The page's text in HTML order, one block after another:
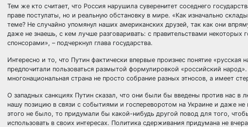
Тем же кто считает, что Россия нарушила суверенитет соседнего
праве постулаты, но и реальную обстановку в мире. «Как изначально
теме? Не случайно упомянул наших американских друзей, так как они
даже не знаешь, с кем лучше разговаривать: с правительствами
спонсорами», – подчеркнул глава государства.
Интересно и то, что Путин фактически впервые произнес понятие
предпочитали пользоваться размытой формулировкой «российский
многонациональная страна не просто собрание разных этносов, а имеет
О западных санкциях Путин сказал, что они были бы введены против нас
нашу позицию в связи с событиями и госпереворотом на Украине и даже
этого не было, то придумали бы какой-нибудь другой повод для того,
использовать в своих интересах. Политика сдерживания придумана не